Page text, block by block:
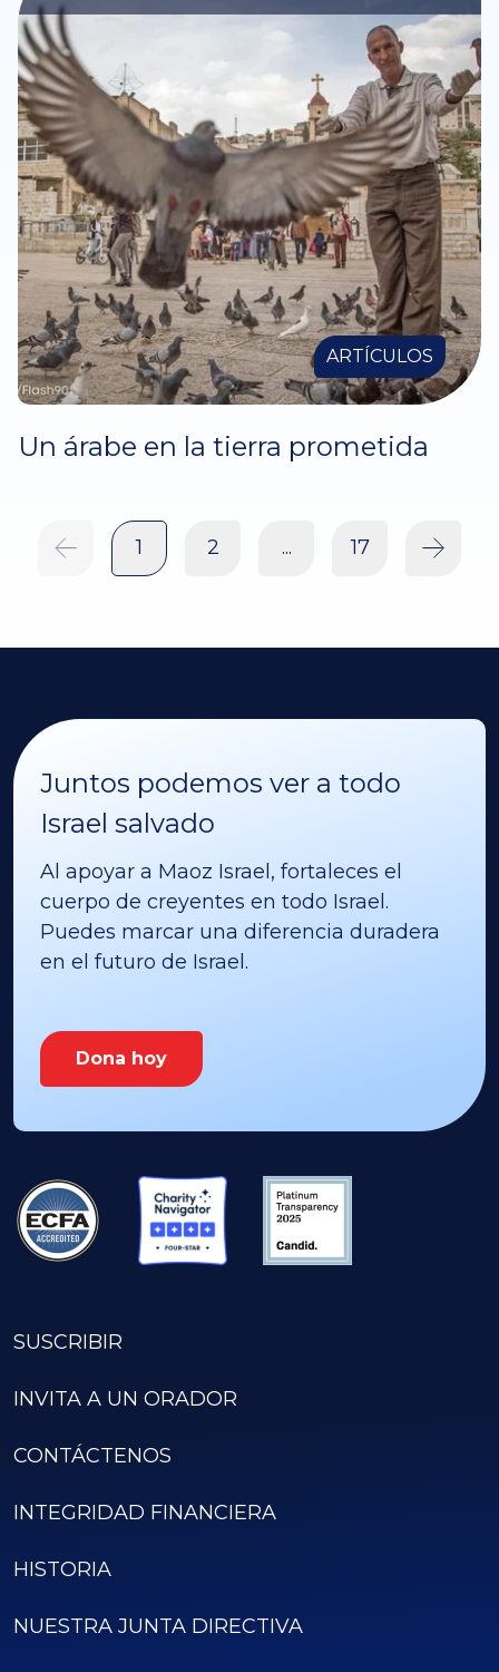
ARTÍCULOS
Un árabe en la tierra prometida
1 2 ... 17
Juntos podemos ver a todo
Israel salvado
Al apoyar a Maoz Israel, fortaleces el
cuerpo de creyentes en todo Israel.
Puedes marcar una diferencia duradera
en el futuro de Israel.
Dona hoy
SUSCRIBIR
INVITA A UN ORADOR
CONTÁCTENOS
INTEGRIDAD FINANCIERA
HISTORIA
NUESTRA JUNTA DIRECTIVA